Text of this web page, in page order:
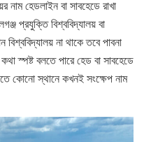
নাম হেডলাইন বা সাবহেডে রাখা
প্রযুক্তি বিশ্ববিদ্যালয় বা
না থাকে তবে পাবনা
স্পষ্ট বলতে পারে হেড বা সাবহেডে
কোনো স্থানে কখনই সংক্ষেপ নাম